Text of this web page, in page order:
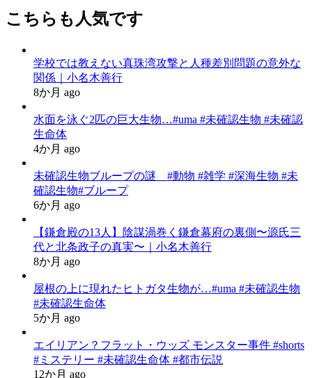
こちらも人気です
学校では教えない真珠湾攻撃と人種差別問題の意外な
関係｜小名木善行
8か月 ago
水面を泳ぐ2匹の巨大生物…#uma #未確認生物 #未確認
生命体
4か月 ago
未確認生物ブループの謎 #動物 #雑学 #深海生物 #未
確認生物#ブループ
6か月 ago
【鎌倉殿の13人】陰謀渦巻く鎌倉幕府の裏側〜源氏三
代と北条政子の真実〜｜小名木善行
8か月 ago
屋根の上に現れたヒトガタ生物が…#uma #未確認生物
#未確認生命体
5か月 ago
エイリアン？フラット・ウッズ モンスター事件 #shorts
#ミステリー #未確認生命体 #都市伝説
12か月 ago